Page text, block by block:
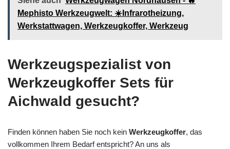
Mephisto Werkzeugwelt: ☀️Infrarotheizung,
Werkstattwagen, Werkzeugkoffer, Werkzeug
Werkzeugspezialist von
Werkzeugkoffer Sets für
Aichwald gesucht?
Finden können haben Sie noch kein Werkzeugkoffer, das
vollkommen Ihrem Bedarf entspricht? An uns als